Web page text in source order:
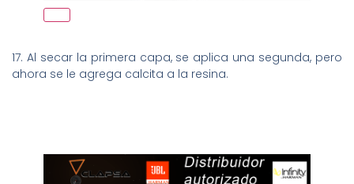
17. Al secar la primera capa, se aplica una segunda, pero
ahora se le agrega calcita a la resina.